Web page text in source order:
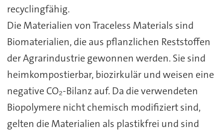
recyclingfähig.
Die Materialien von Traceless Materials sind
Biomaterialien, die aus pflanzlichen Reststoffen
der Agrarindustrie gewonnen werden. Sie sind
heimkompostierbar, biozirkulär und weisen eine
negative CO₂-Bilanz auf. Da die verwendeten
Biopolymere nicht chemisch modifiziert sind,
gelten die Materialien als plastikfrei und sind